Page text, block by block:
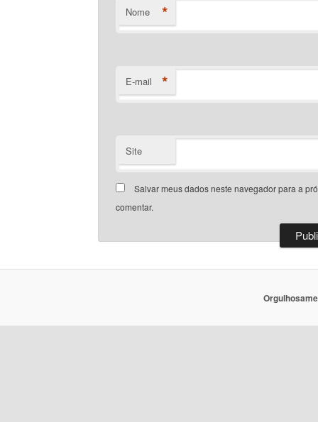
Nome *
E-mail *
Site
Salvar meus dados neste navegador para a
comentar.